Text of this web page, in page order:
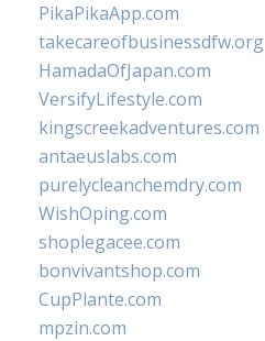
PikaPikaApp.com
takecareofbusinessdfw.org
HamadaOfJapan.com
VersifyLifestyle.com
kingscreekadventures.com
antaeuslabs.com
purelycleanchemdry.com
WishOping.com
shoplegacee.com
bonvivantshop.com
CupPlante.com
mpzin.com